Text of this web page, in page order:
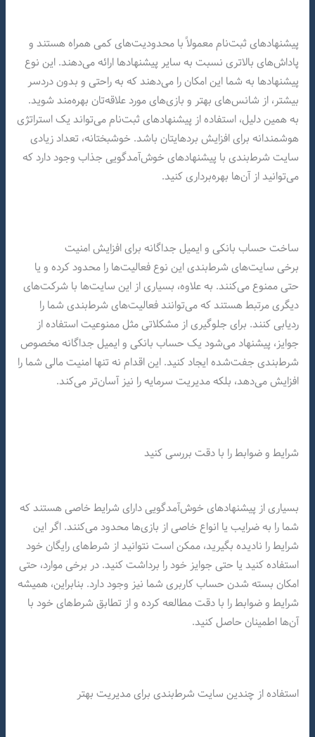
پیشنهادهای ثبت‌نام معمولاً با محدودیت‌های کمی همراه هستند و
پاداش‌های بالاتری نسبت به سایر پیشنهادها ارائه می‌دهند. این نوع
پیشنهادها به شما این امکان را می‌دهند که به راحتی و بدون دردسر
بیشتر، از شانس‌های بهتر و بازی‌های مورد علاقه‌تان بهره‌مند شوید.
به همین دلیل، استفاده از پیشنهادهای ثبت‌نام می‌تواند یک استراتژی
هوشمندانه برای افزایش بردهایتان باشد. خوشبختانه، تعداد زیادی
سایت شرط‌بندی با پیشنهادهای خوش‌آمدگویی جذاب وجود دارد که
می‌توانید از آن‌ها بهره‌برداری کنید.
ساخت حساب بانکی و ایمیل جداگانه برای افزایش امنیت
برخی سایت‌های شرط‌بندی این نوع فعالیت‌ها را محدود کرده و یا
حتی ممنوع می‌کنند. به علاوه، بسیاری از این سایت‌ها با شرکت‌های
دیگری مرتبط هستند که می‌توانند فعالیت‌های شرط‌بندی شما را
ردیابی کنند. برای جلوگیری از مشکلاتی مثل ممنوعیت استفاده از
جوایز، پیشنهاد می‌شود یک حساب بانکی و ایمیل جداگانه مخصوص
شرط‌بندی جفت‌شده ایجاد کنید. این اقدام نه تنها امنیت مالی شما را
افزایش می‌دهد، بلکه مدیریت سرمایه را نیز آسان‌تر می‌کند.
شرایط و ضوابط را با دقت بررسی کنید
بسیاری از پیشنهادهای خوش‌آمدگویی دارای شرایط خاصی هستند که
شما را به ضرایب یا انواع خاصی از بازی‌ها محدود می‌کنند. اگر این
شرایط را نادیده بگیرید، ممکن است نتوانید از شرط‌های رایگان خود
استفاده کنید یا حتی جوایز خود را برداشت کنید. در برخی موارد، حتی
امکان بسته شدن حساب کاربری شما نیز وجود دارد. بنابراین، همیشه
شرایط و ضوابط را با دقت مطالعه کرده و از تطابق شرط‌های خود با
آن‌ها اطمینان حاصل کنید.
استفاده از چندین سایت شرط‌بندی برای مدیریت بهتر